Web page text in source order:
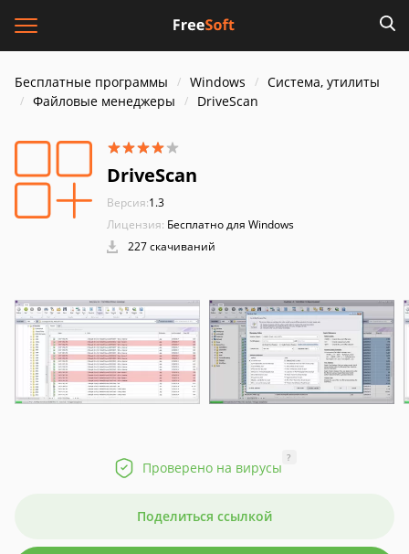
Бесплатные программы Windows
Система, утилиты
Файловые менеджеры
DriveScan
DriveScan
Версия:1.3
Лицензия: Бесплатно для Windows
227 скачиваний
Проверено на вирусы
?
Поделиться ссылкой